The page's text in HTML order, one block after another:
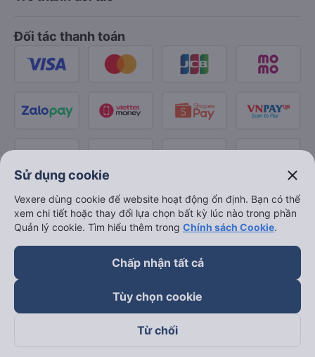
Đối tác thanh toán
Sử dụng cookie close
Vexere dùng cookie để website hoạt động ổn định. Bạn có thể
xem chi tiết hoặc thay đổi lựa chọn bất kỳ lúc nào trong phần
Quản lý cookie. Tìm hiểu thêm trong Chính sách Cookie.
Chấp nhận tất cả
Tùy chọn cookie
Từ chối